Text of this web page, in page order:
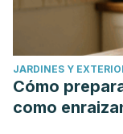
glutamatergic
Funct. 2016 Jun
Epub 2016 May
JARDINES Y
Cómo
como